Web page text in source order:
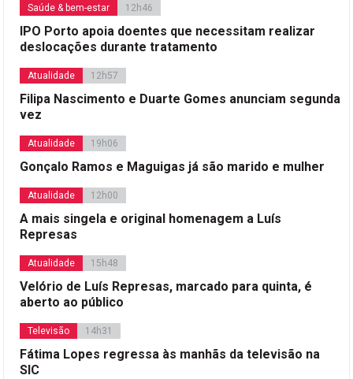
Saúde & bem-estar 12h46
IPO Porto apoia doentes que necessitam realizar
deslocações durante tratamento
Atualidade 12h57
Filipa Nascimento e Duarte Gomes anunciam segunda
vez
Atualidade 19h06
Gonçalo Ramos e Maguigas já são marido e mulher
Atualidade 12h00
A mais singela e original homenagem a Luís
Represas
Atualidade 15h48
Velório de Luís Represas, marcado para quinta, é
aberto ao público
Televisão 14h31
Fátima Lopes regressa às manhãs da televisão na
SIC